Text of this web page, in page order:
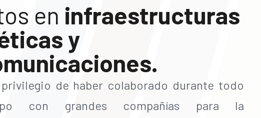
en infraestructuras
y
de haber colaborado durante todo
con grandes compañías para la